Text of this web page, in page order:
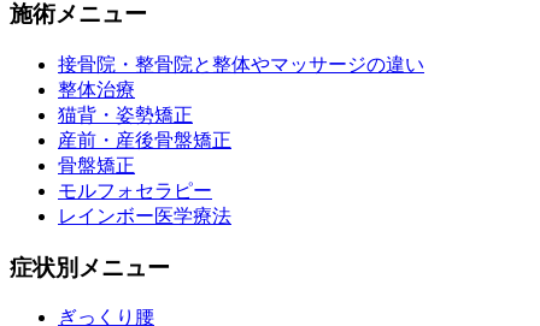
施術メニュー
接骨院・整骨院と整体やマッサージの違い
整体治療
猫背・姿勢矯正
産前・産後骨盤矯正
骨盤矯正
モルフォセラピー
レインボー医学療法
症状別メニュー
ぎっくり腰